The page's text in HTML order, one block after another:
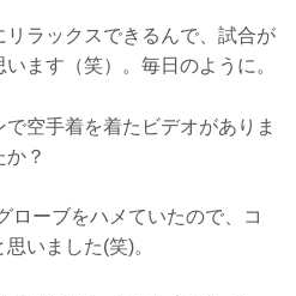
ラックスできるんで、試合が
ます（笑）。毎日のように。
空手着を着たビデオがありま
？
ーブをハメていたので、コ
いました(笑)。